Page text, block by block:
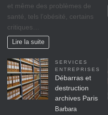
et même des problèmes de
santé, tels l’obésité, certains
critiques…
Lire la suite
SERVICES
ENTREPRISES
Débarras et
destruction
archives Paris
Barbara